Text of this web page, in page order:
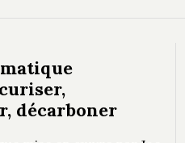
décarboner